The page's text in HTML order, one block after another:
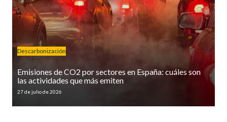
Descarbonización
Emisiones de CO2 por sectores en España: cuáles son
las actividades que más emiten
27 de julio de 2026